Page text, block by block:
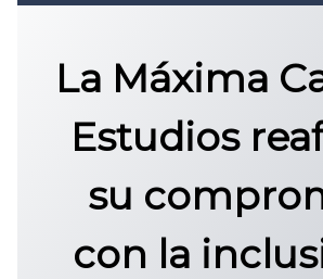
CONVOCATORIA DE INGRESO
La Máxima
Estudios
su
con la